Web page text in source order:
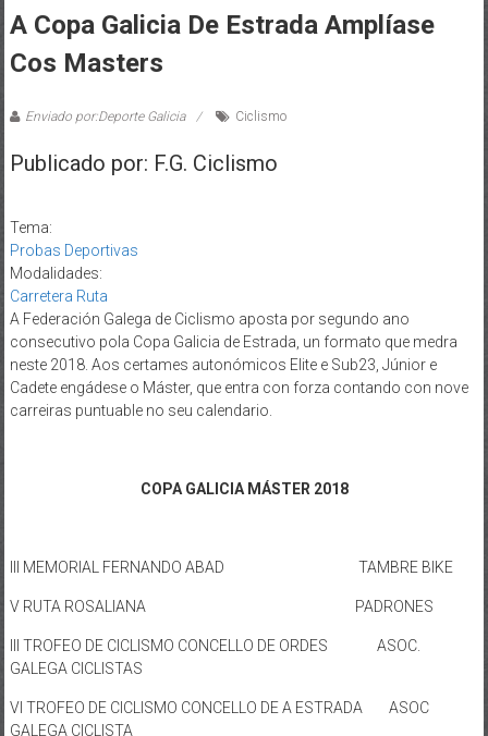
A Copa Galicia De Estrada Amplíase
Cos Masters
Enviado por:Deporte Galicia Ciclismo
Publicado por: F.G. Ciclismo
Tema:
Probas Deportivas
Modalidades:
Carretera Ruta
A Federación Galega de Ciclismo aposta por segundo ano
consecutivo pola Copa Galicia de Estrada, un formato que medra
neste 2018. Aos certames autonómicos Elite e Sub23, Júnior e
Cadete engádese o Máster, que entra con forza contando con nove
carreiras puntuable no seu calendario.
COPA GALICIA MÁSTER 2018
III MEMORIAL FERNANDO ABAD TAMBRE BIKE
V RUTA ROSALIANA PADRONES
III TROFEO DE CICLISMO CONCELLO DE ORDES ASOC.
GALEGA CICLISTAS
VI TROFEO DE CICLISMO CONCELLO DE A ESTRADA ASOC
GALEGA CICLISTA